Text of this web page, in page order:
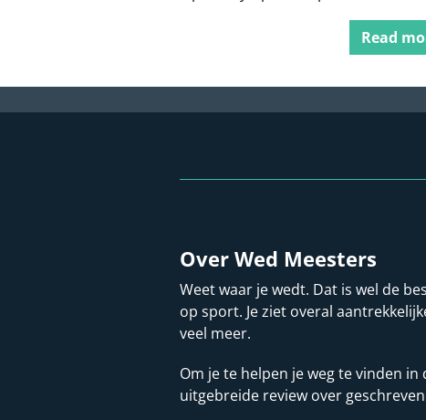
Read
Over Wed Meesters
Weet waar je wedt. Dat is wel de
op sport. Je ziet overal
veel meer.
Om je te helpen je weg te vinden
uitgebreide review over